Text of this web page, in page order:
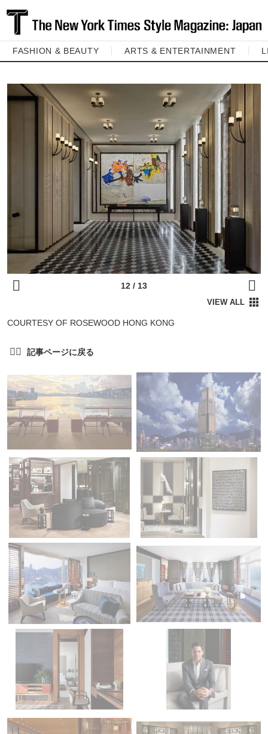
FASHION & BEAUTY ARTS & ENTERTAINMENT
COURTESY OF ROSEWOOD HONG KONG